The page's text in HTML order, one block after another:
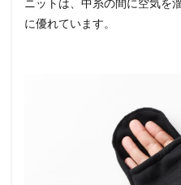
に優れています。